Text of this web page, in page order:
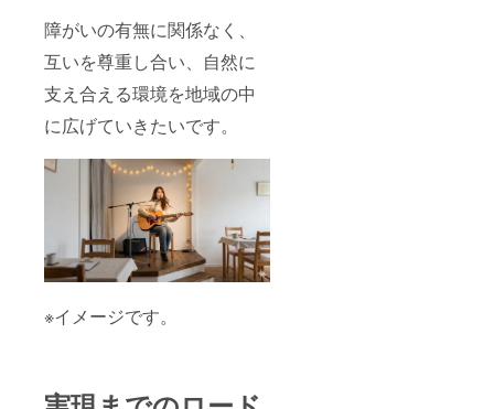
障がいの有無に関係なく、
互いを尊重し合い、自然に
支え合える環境を地域の中
に広げていきたいです。
※イメージです。